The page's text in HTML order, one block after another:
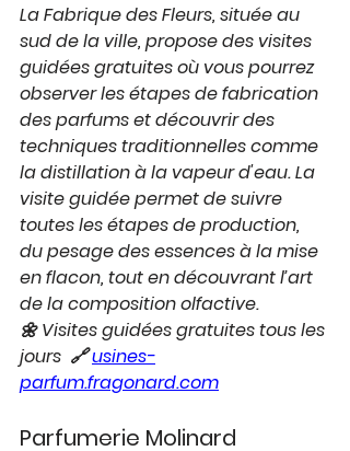
La Fabrique des Fleurs, située au
sud de la ville, propose des visites
guidées gratuites où vous pourrez
observer les étapes de fabrication
des parfums et découvrir des
techniques traditionnelles comme
la distillation à la vapeur d'eau. La
visite guidée permet de suivre
toutes les étapes de production,
du pesage des essences à la mise
en flacon, tout en découvrant l’art
de la composition olfactive.
🌼 Visites guidées gratuites tous les
jours  🔗 usines-
parfum.fragonard.com
Parfumerie Molinard